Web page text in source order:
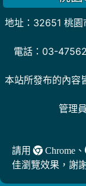
地址：32651 桃
電話：03-
本站所發布的內容
管理
請用 Chrome 、
佳瀏覽效果，謝